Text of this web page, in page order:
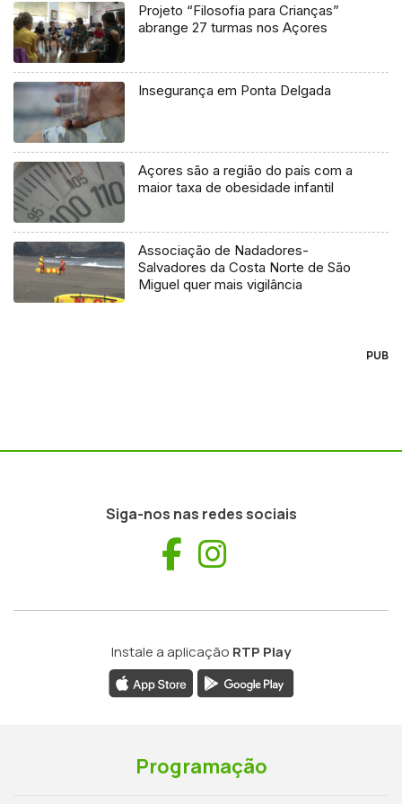
Projeto “Filosofia para Crianças”
abrange 27 turmas nos Açores
Insegurança em Ponta Delgada
Açores são a região do país com a
maior taxa de obesidade infantil
Associação de Nadadores-
Salvadores da Costa Norte de São
Miguel quer mais vigilância
PUB
Siga-nos nas redes sociais
Facebook
Instale a aplicação RTP Play
Programação